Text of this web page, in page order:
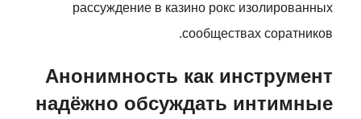
рассуждение в казино рокс изолированных
сообществах соратников.
Анонимность как инструмент
надёжно обсуждать интимные